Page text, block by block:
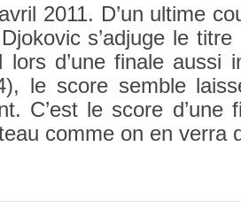
2011. D’un ul­time
s’ad­juge le
lors d’une fin­ale aussi
le score semble
C’est le score d’une
comme on en verra